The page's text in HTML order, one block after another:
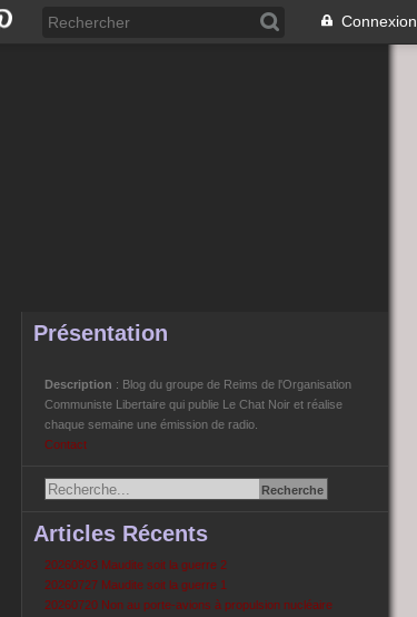
Connexion
Présentation
Description : Blog du groupe de Reims de l'Organisation
Communiste Libertaire qui publie Le Chat Noir et réalise
chaque semaine une émission de radio.
Contact
Articles Récents
20260803 Maudite soit la guerre 2
20260727 Maudite soit la guerre 1
20260720 Non au porte-avions à propulsion nucléaire